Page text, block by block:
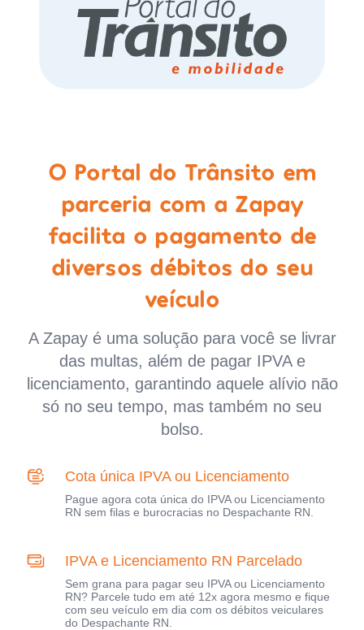
O Portal do Trânsito em
parceria com a Zapay
facilita o pagamento de
diversos débitos do seu
veículo
A Zapay é uma solução para você se livrar
das multas, além de pagar IPVA e
licenciamento, garantindo aquele alívio não
só no seu tempo, mas também no seu
bolso.
Cota única IPVA ou Licenciamento
Pague agora cota única do IPVA ou Licenciamento
RN sem filas e burocracias no Despachante RN.
IPVA e Licenciamento RN Parcelado
Sem grana para pagar seu IPVA ou Licenciamento
RN? Parcele tudo em até 12x agora mesmo e fique
com seu veículo em dia com os débitos veiculares
do Despachante RN.